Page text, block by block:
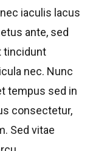
iaculis lacus
ante, sed
tincidunt
nec. Nunc
tempus sed in
consectetur,
Sed vitae